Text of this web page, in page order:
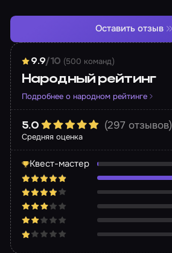
9.9/10 (500 команд)
Народный рейтинг
Подробнее о народном рейтинге
Средняя оценка
5.0 (297 отзывов)
Квест-мастер
Оставить отзыв